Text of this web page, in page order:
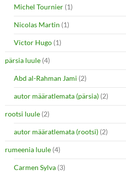
Michel Tournier (1)
Nicolas Martin (1)
Victor Hugo (1)
pärsia luule (4)
Abd al-Rahman Jami (2)
autor määratlemata (pärsia) (2)
rootsi luule (2)
autor määratlemata (rootsi) (2)
rumeenia luule (4)
Carmen Sylva (3)